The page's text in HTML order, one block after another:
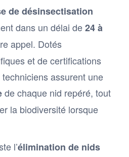
de désinsectisation
dans un délai de24 à
appel. Dotés
et de certifications
assurent une
de chaque nid repéré, tout
la biodiversité lorsque
l’élimination de nids